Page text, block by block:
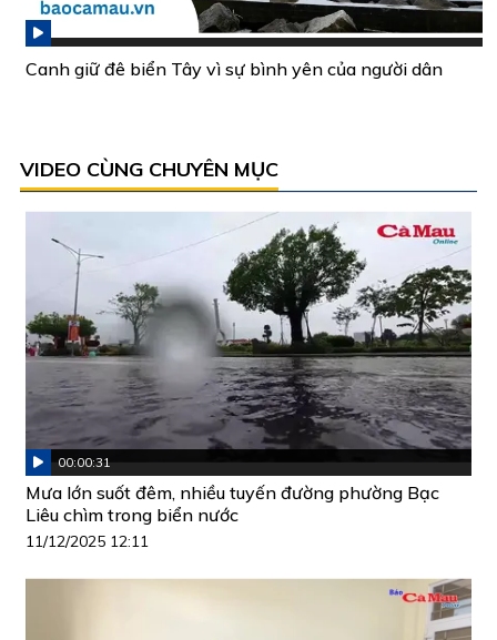
Canh giữ đê biển Tây vì sự bình yên của người dân
VIDEO CÙNG CHUYÊN MỤC
00:00:31
Mưa lớn suốt đêm, nhiều tuyến đường phường Bạc
Liêu chìm trong biển nước
11/12/2025 12:11